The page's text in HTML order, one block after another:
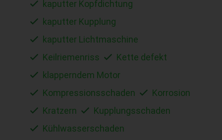
kaputter Kopfdichtung
kaputter Kupplung
kaputter Lichtmaschine
Keilriemenriss
Kette defekt
klapperndem Motor
Kompressionsschaden
Korrosion
Kratzern
Kupplungsschaden
Kühlwasserschaden